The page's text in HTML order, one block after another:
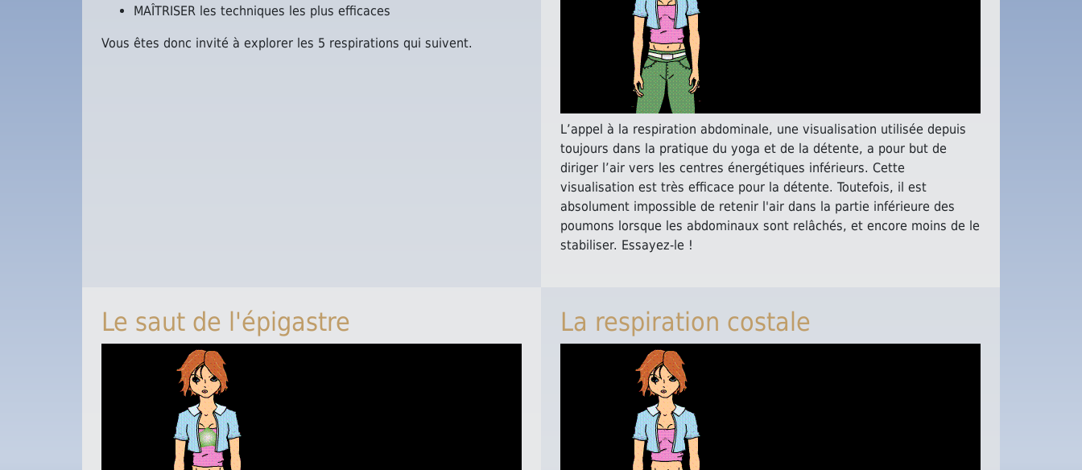
MAÎTRISER les techniques les plus efficaces
Vous êtes donc invité à explorer les 5 respirations qui suivent.
L’appel à la respiration abdominale, une visualisation utilisée depuis
toujours dans la pratique du yoga et de la détente, a pour but de
diriger l’air vers les centres énergétiques inférieurs. Cette
visualisation est très efficace pour la détente. Toutefois, il est
absolument impossible de retenir l'air dans la partie inférieure des
poumons lorsque les abdominaux sont relâchés, et encore moins de le
stabiliser. Essayez-le !
Le saut de l'épigastre La respiration costale